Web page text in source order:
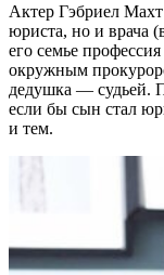
Актер Гэбриел
юриста, но и врача
его семье
окружным
дедушка — судьей.
если бы сын стал
и тем.